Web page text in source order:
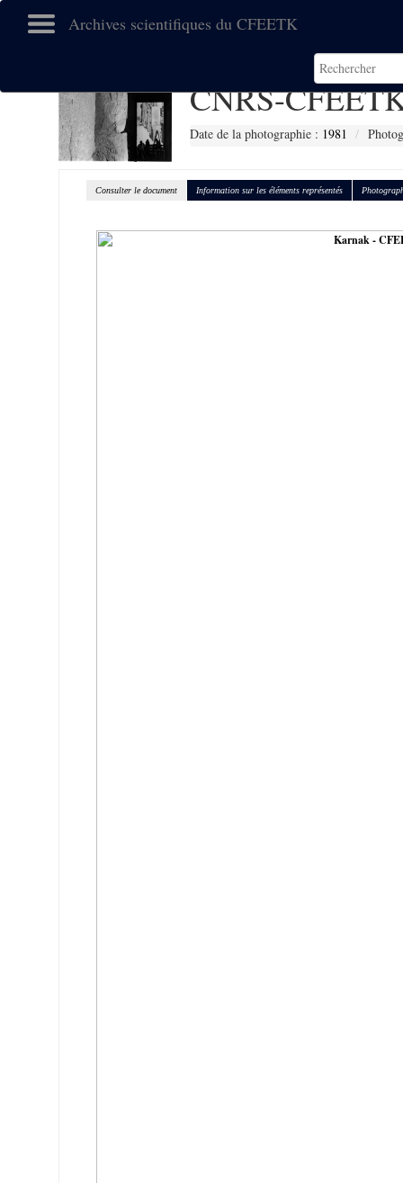
Archives scientifiques du CFEETK
CNRS-
Date de la photographie : 1981
Consulter le document Information sur les éléments représentés